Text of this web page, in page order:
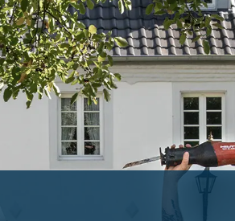
MONTAG
08:00 - 16:30
DIENSTAG
08:00 - 16:30
DONNERSTAG
08:00 - 16:30
FREITAG
08:00 - 13:30